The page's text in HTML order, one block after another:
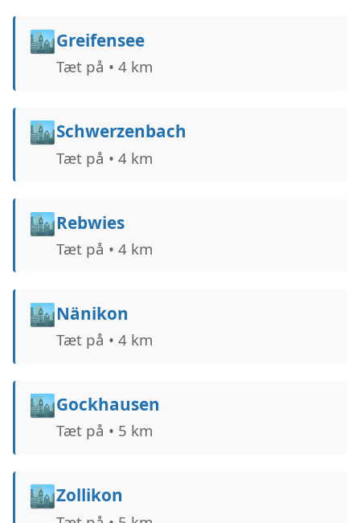
🏙️Greifensee
Tæt på • 4 km
🏙️Schwerzenbach
Tæt på • 4 km
🏙️Rebwies
Tæt på • 4 km
🏙️Nänikon
Tæt på • 4 km
🏙️Gockhausen
Tæt på • 5 km
🏙️Zollikon